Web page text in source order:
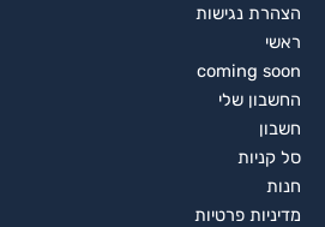
הצהרת נגישות
ראשי
coming soon
החשבון שלי
חשבון
סל קניות
חנות
מדיניות פרטיות